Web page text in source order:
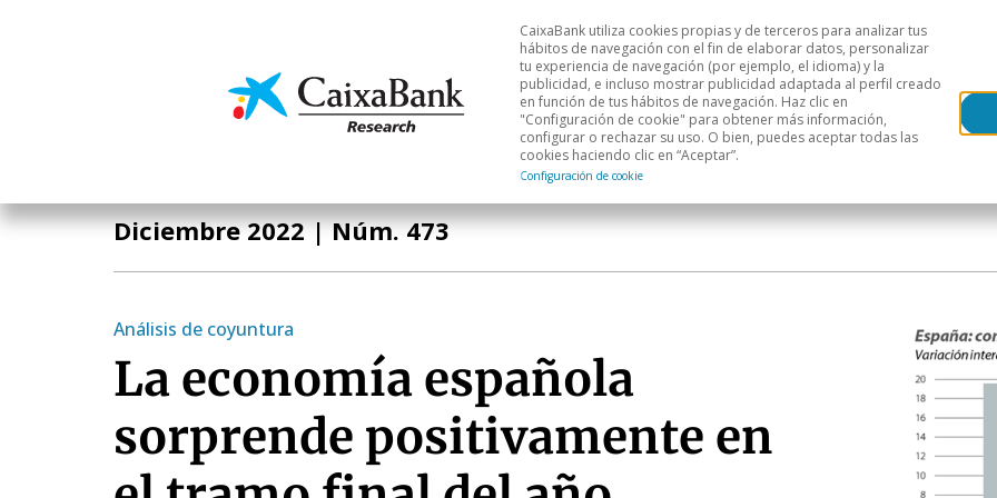
Economía y mercados Análisis sectorial Áreas geográficas
CaixaBank utiliza cookies propias y de terceros para analizar tus
hábitos de navegación con el fin de elaborar datos, personalizar
tu experiencia de navegación (por ejemplo, el idioma) y la
publicidad, e incluso mostrar publicidad adaptada al perfil creado
en función de tus hábitos de navegación. Haz clic en
"Configuración de cookie" para obtener más información,
configurar o rechazar su uso. O bien, puedes aceptar todas las
cookies haciendo clic en “Aceptar”.
Configuración de cookie
Diciembre 2022| Núm. 473
Análisis de coyuntura
La economía española
sorprende positivamente en